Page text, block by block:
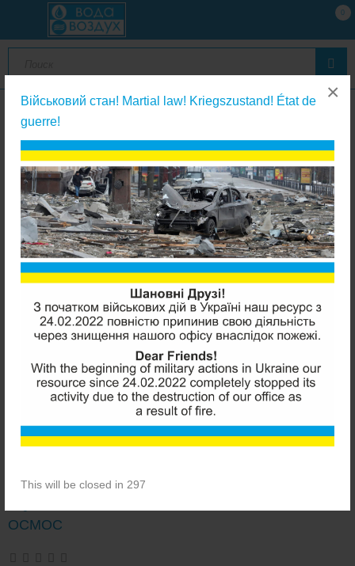
Військовий стан! Martial law! Kriegszustand! État de
guerre!
This will be closed in 296
×
0
Системы обратного осмоса
Aquafilter FRO5MJG 6 ступеней
ОСМОС